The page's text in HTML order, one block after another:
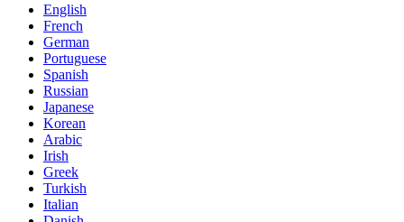
English
French
German
Portuguese
Spanish
Russian
Japanese
Korean
Arabic
Irish
Greek
Turkish
Italian